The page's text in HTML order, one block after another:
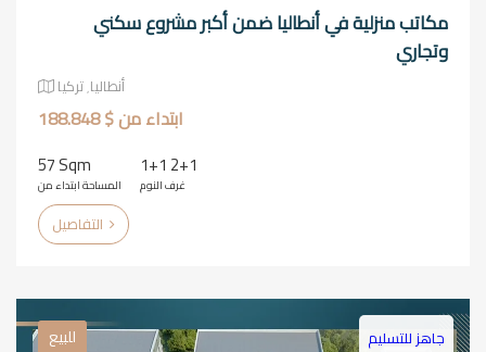
مكاتب منزلية في أنطاليا ضمن أكبر مشروع سكني
وتجاري
أنطاليا٬ تركيا
ابتداء من $ 188.848
57 Sqm
المساحة ابتداء من
1+1 2+1
غرف النوم
للبيع جاهز للتسليم